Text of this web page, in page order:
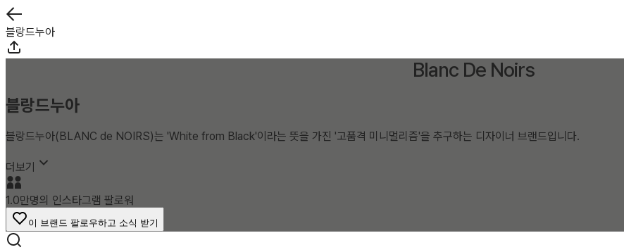
블랑드누아
Blanc De Noirs
블랑드누아
블랑드누아(BLANC de NOIRS)는 'White from Black'이라는 뜻을 가진 '고품격 미니멀리즘'을 추구하는 디자이너 브랜드입니다.
더보기
1.0만명의 인스타그램 팔로워
이 브랜드 팔로우하고 소식 받기